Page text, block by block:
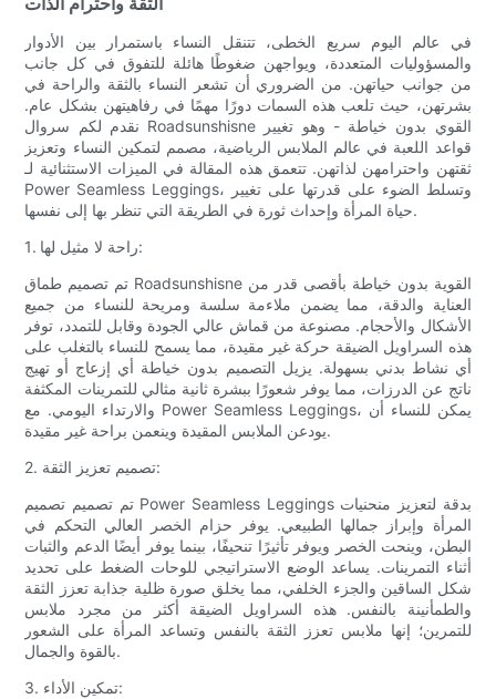
في عالم اليوم سريع الخطى، تتنقل النساء باستمرار بين الأدوار
والمسؤوليات المتعددة، ويواجهن ضغوطًا هائلة للتفوق في كل جانب
من جوانب حياتهن. من الضروري أن تشعر النساء بالثقة والراحة في
بشرتهن، حيث تلعب هذه السمات دورًا مهمًا في رفاهيتهن بشكل عام.
نقدم لكم سروال Roadsunshisne القوي بدون خياطة - وهو تغيير
قواعد اللعبة في عالم الملابس الرياضية، مصمم لتمكين النساء وتعزيز
ثقتهن واحترامهن لذاتهن. تتعمق هذه المقالة في الميزات الاستثنائية لـ
Power Seamless Leggings، وتسلط الضوء على قدرتها على تغيير
حياة المرأة وإحداث ثورة في الطريقة التي تنظر بها إلى نفسها.
1. راحة لا مثيل لها:
تم تصميم طماق Roadsunshisne القوية بدون خياطة بأقصى قدر من
العناية والدقة، مما يضمن ملاءمة سلسة ومريحة للنساء من جميع
الأشكال والأحجام. مصنوعة من قماش عالي الجودة وقابل للتمدد، توفر
هذه السراويل الضيقة حركة غير مقيدة، مما يسمح للنساء بالتغلب على
أي نشاط بدني بسهولة. يزيل التصميم بدون خياطة أي إزعاج أو تهيج
ناتج عن الدرزات، مما يوفر شعورًا ببشرة ثانية مثالي للتمرينات المكثفة
والارتداء اليومي. مع Power Seamless Leggings، يمكن للنساء أن
يودعن الملابس المقيدة وينعمن براحة غير مقيدة.
2. تصميم تعزيز الثقة:
تم تصميم تصميم Power Seamless Leggings بدقة لتعزيز منحنيات
المرأة وإبراز جمالها الطبيعي. يوفر حزام الخصر العالي التحكم في
البطن، وينحت الخصر ويوفر تأثيرًا تنحيفًا، بينما يوفر أيضًا الدعم والثبات
أثناء التمرينات. يساعد الوضع الاستراتيجي للوحات الضغط على تحديد
شكل الساقين والجزء الخلفي، مما يخلق صورة ظلية جذابة تعزز الثقة
والطمأنينة بالنفس. هذه السراويل الضيقة أكثر من مجرد ملابس
للتمرين؛ إنها ملابس تعزز الثقة بالنفس وتساعد المرأة على الشعور
بالقوة والجمال.
3. تمكين الأداء: